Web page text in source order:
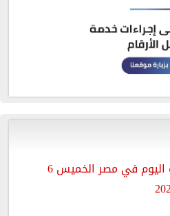
سعر الذهب اليوم في مصر الخميس 6